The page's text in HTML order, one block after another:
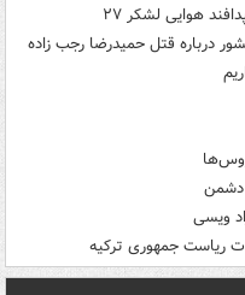
هوایی لشکر ۲۷
درباره قتل حمیدرضا رجب زاده
دشمن
ویسی
ریاست جمهوری ترکیه